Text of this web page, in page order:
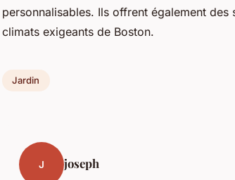
personnalisables. Ils offrent également
climats exigeants de Boston.
Jardin
J joseph